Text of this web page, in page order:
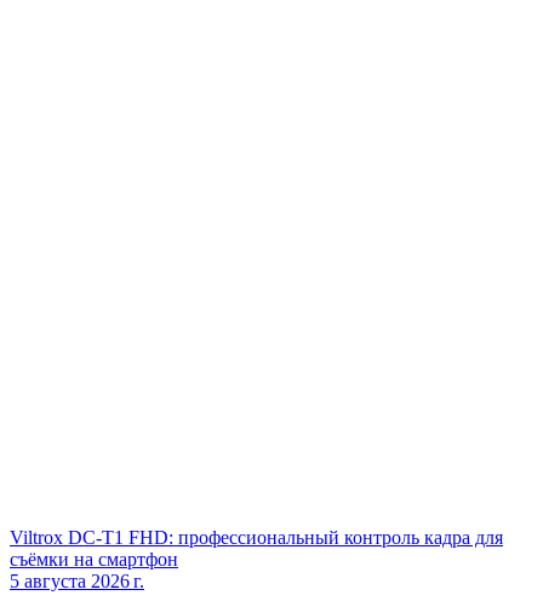
Viltrox DC‑T1 FHD: профессиональный контроль кадра для
съёмки на смартфон
5 августа 2026 г.